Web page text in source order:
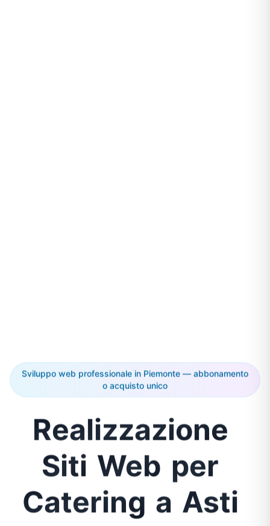
Sviluppo web professionale in Piemonte — abbonamento
o acquisto unico
Realizzazione
Siti Web per
Catering a Asti